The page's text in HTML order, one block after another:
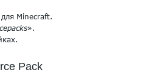
Minecraft.
».
Pack